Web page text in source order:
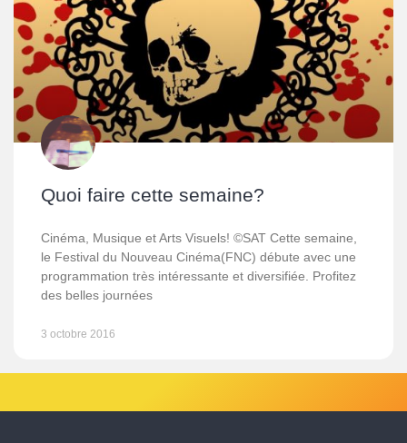
Quoi faire cette semaine?
Cinéma, Musique et Arts Visuels! ©SAT Cette semaine,
le Festival du Nouveau Cinéma(FNC) débute avec une
programmation très intéressante et diversifiée. Profitez
des belles journées
3 octobre 2016